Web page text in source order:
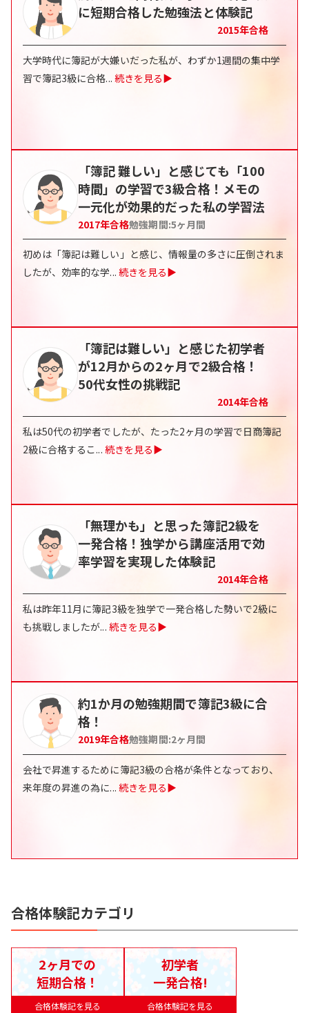
に短期合格した勉強法と体験記
2015年合格
大学時代に簿記が大嫌いだった私が、わずか1週間の集中学
習で簿記3級に合格... 続きを見る▶
「簿記 難しい」と感じても「100
時間」の学習で3級合格！メモの
一元化が効果的だった私の学習法
2017年合格勉強期間:5ヶ月間
初めは「簿記は難しい」と感じ、情報量の多さに圧倒されま
したが、効率的な学... 続きを見る▶
「簿記は難しい」と感じた初学者
が12月からの2ヶ月で2級合格！
50代女性の挑戦記
2014年合格
私は50代の初学者でしたが、たった2ヶ月の学習で日商簿記
2級に合格するこ... 続きを見る▶
「無理かも」と思った簿記2級を
一発合格！独学から講座活用で効
率学習を実現した体験記
2014年合格
私は昨年11月に簿記3級を独学で一発合格した勢いで2級に
も挑戦しましたが... 続きを見る▶
約1か月の勉強期間で簿記3級に合
格！
2019年合格勉強期間:2ヶ月間
会社で昇進するために簿記3級の合格が条件となっており、
来年度の昇進の為に... 続きを見る▶
合格体験記カテゴリ
合格体験記を見る
2ヶ月での
短期合格！
合格体験記を見る
初学者
一発合格!